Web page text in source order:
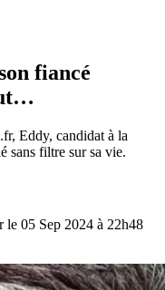
fiancé
Eddy, candidat à la
sans filtre sur sa vie.
le 05 Sep 2024 à 22h48